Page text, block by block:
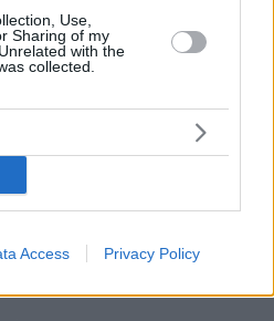
Use,
Sharing of my
with the
collected.
Access Privacy Policy